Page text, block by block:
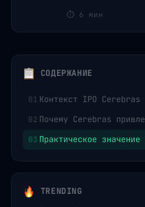
⏱ 6 мин
СОДЕРЖАНИЕ
01 Контекст IPO Cerebras
02 Почему Cerebras
03 Практическое
TRENDING